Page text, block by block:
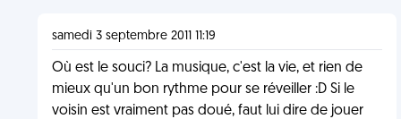
samedi 3 septembre 2011 11:19
Où est le souci? La musique, c'est la vie, et rien de
mieux qu'un bon rythme pour se réveiller :D Si le
voisin est vraiment pas doué, faut lui dire de jouer